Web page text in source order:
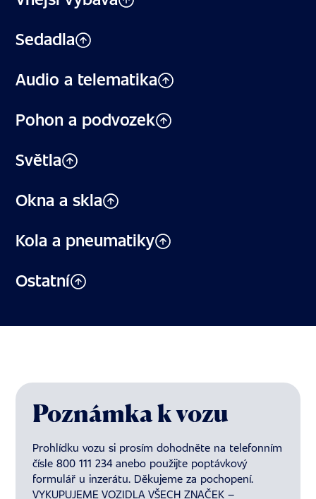
Sedadla
Audio a telematika
Pohon a podvozek
Světla
Okna a skla
Kola a pneumatiky
Ostatní
Poznámka k vozu
Prohlídku vozu si prosím dohodněte na telefonním
čísle 800 111 234 anebo použijte poptávkový
formulář u inzerátu. Děkujeme za pochopení.
VYKUPUJEME VOZIDLA VŠECH ZNAČEK –